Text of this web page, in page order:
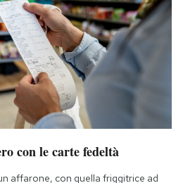
con le carte fedeltà
affarone, con quella friggitrice ad